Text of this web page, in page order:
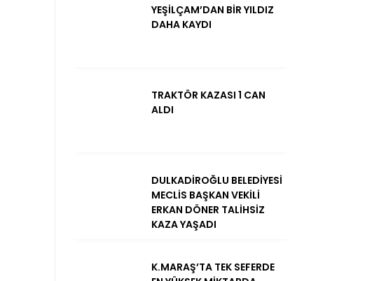
YEŞİLÇAM’DAN BİR YILDIZ
DAHA KAYDI
TRAKTÖR KAZASI 1 CAN
ALDI
DULKADİROĞLU BELEDİYESİ
MECLİS BAŞKAN VEKİLİ
ERKAN DÖNER TALİHSİZ
KAZA YAŞADI
K.MARAŞ’TA TEK SEFERDE